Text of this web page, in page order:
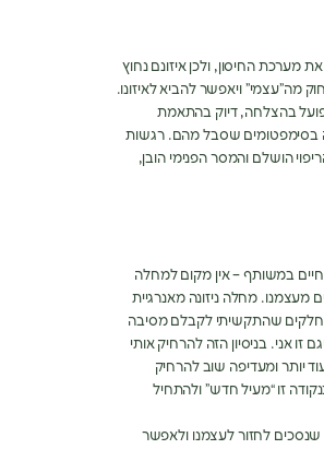
מערכת החיסון, ולכן איזונם נחוץ
מה”עצמי” ויאפשר להביא לאיזונו.
בהצלחה, דיוק בהתאמת
בסימפטומים שסבל מהם. רגשות
הושלם והמסר הפנימי הובן,
חיים במשותף – אין מקום למחלה
מחלה ניזונה מאנרגיית
חלקים שהתקשיתי לקבלם מסיבה
אני. בניסיון הזה להרחיק אותי
יותר ומעדיפה שוב להרחיק
זו “מעיל חדש” ולהתחיל
לחזור לעצמנו ולאפשר